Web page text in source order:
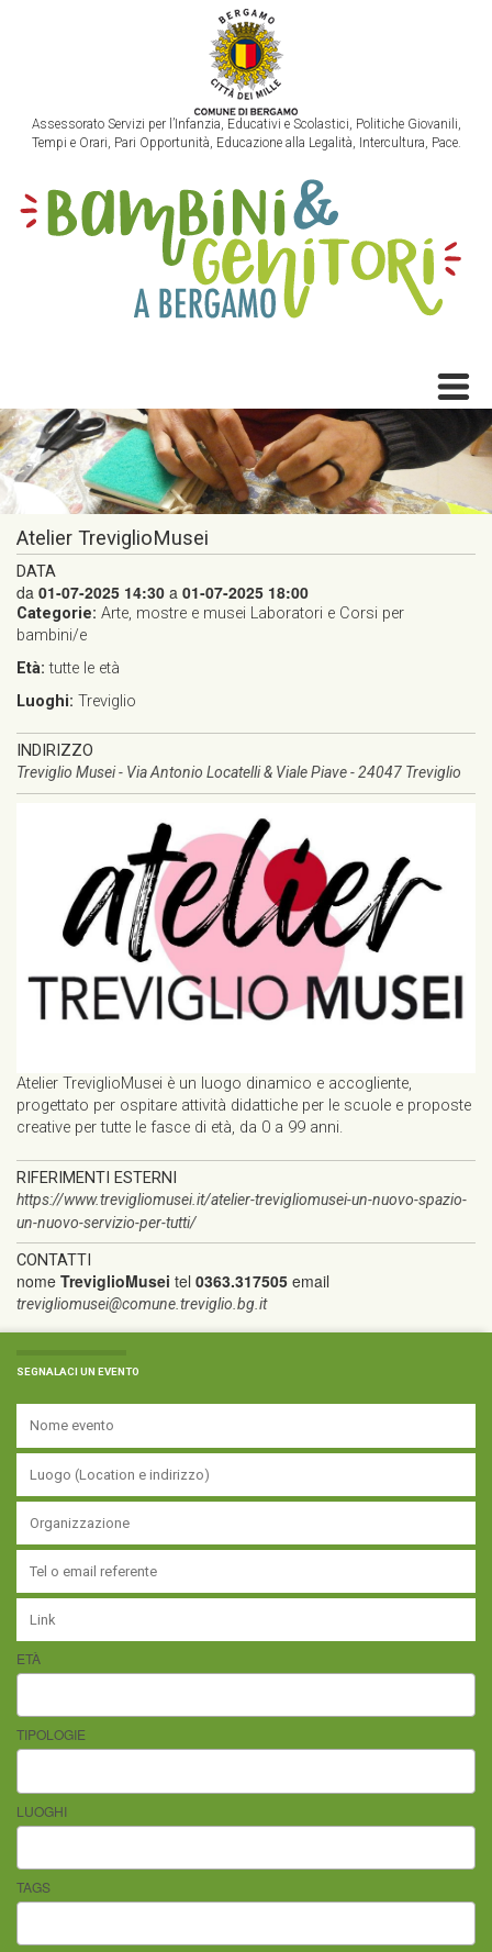
Assessorato Servizi per l’Infanzia, Educativi e Scolastici, Politiche Giovanili,
Tempi e Orari, Pari Opportunità, Educazione alla Legalità, Intercultura, Pace.
Atelier TreviglioMusei
DATA
da 01-07-2025 14:30 a 01-07-2025 18:00
Categorie: Arte, mostre e musei Laboratori e Corsi per
bambini/e
Età: tutte le età
Luoghi: Treviglio
INDIRIZZO
Treviglio Musei - Via Antonio Locatelli & Viale Piave - 24047 Treviglio
Atelier TreviglioMusei è un luogo dinamico e accogliente,
progettato per ospitare attività didattiche per le scuole e proposte
creative per tutte le fasce di età, da 0 a 99 anni.
RIFERIMENTI ESTERNI
https://www.trevigliomusei.it/atelier-trevigliomusei-un-nuovo-spazio-
un-nuovo-servizio-per-tutti/
CONTATTI
nome TreviglioMusei tel 0363.317505 email
trevigliomusei@comune.treviglio.bg.it
SEGNALACI UN EVENTO
ETÀ
TIPOLOGIE
LUOGHI
TAGS